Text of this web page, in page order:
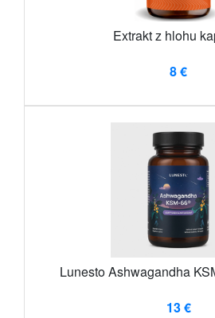
Extrakt z hlohu
8 €
Lunesto Ashwagandha
13 €